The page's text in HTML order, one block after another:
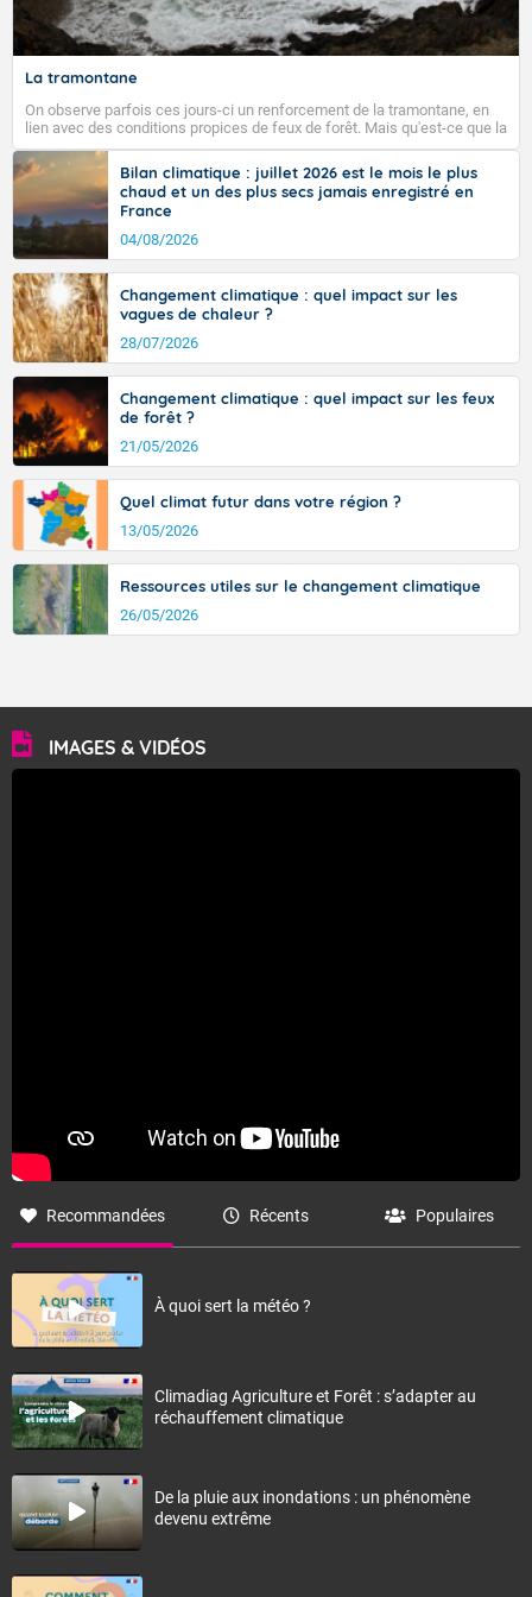
La tramontane
On observe parfois ces jours-ci un renforcement de la tramontane, en
lien avec des conditions propices de feux de forêt. Mais qu'est-ce que la
tramontane ? Quelles sont ses caractéristiques ? La tramontane est un
vent turbulent soufflant de secteur nord-ouest à nord, ou ouest à nord-
ouest, dans un secteur qui part du Roussillon à la vallée de l’Aude et à
l’ouest de l’Hérault. L’étymologie de ce vent vient du latin trasmontanus,
signifiant au-delà des monts, en allusion aux régions montagneuses
d’où provient ce vent.
Bilan climatique : juillet 2026 est le mois le plus
chaud et un des plus secs jamais enregistré en
France
04/08/2026
Changement climatique : quel impact sur les
vagues de chaleur ?
28/07/2026
Changement climatique : quel impact sur les feux
de forêt ?
21/05/2026
Quel climat futur dans votre région ?
13/05/2026
Ressources utiles sur le changement climatique
26/05/2026
IMAGES & VIDÉOS
Recommandées Récents Populaires
À quoi sert la météo ?
Climadiag Agriculture et Forêt : s’adapter au
réchauffement climatique
De la pluie aux inondations : un phénomène
devenu extrême